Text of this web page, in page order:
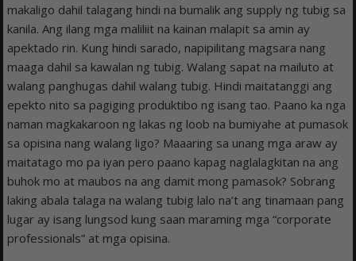
makaligo dahil talagang hindi na bumalik ang supply ng tubig sa
kanila. Ang ilang mga maliliit na kainan malapit sa amin ay
apektado rin. Kung hindi sarado, napipilitang magsara nang
maaga dahil sa kawalan ng tubig. Walang sapat na mailuto at
walang panghugas dahil walang tubig. Hindi maitatanggi ang
epekto nito sa pagiging produktibo ng isang tao. Paano ka nga
naman magkakaroon ng lakas ng loob na bumiyahe at pumasok
sa opisina nang walang ligo? Maaaring sa unang mga araw ay
maitatago mo pa iyan pero paano kapag naglalagkitan na ang
buhok mo at maubos na ang damit mong pamasok? Sobrang
laking abala talaga na walang tubig lalo na’t ang tinamaan pang
lugar ay isang lungsod kung saan maraming mga “corporate
professionals” at mga opisina.